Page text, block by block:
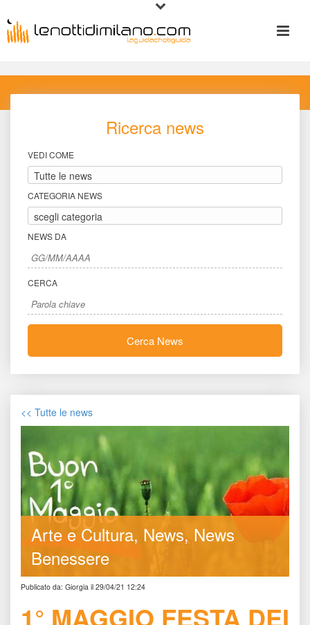
Ricerca new
VEDI COME
CATEGORIA NEWS
NEWS DA
CERCA
Cerca New
<< Tutte le new
Arte e Cultura New News
Benessere
Publicato da: Giorgia il 29/04/21 12:24
1° MAGGIO FESTA DEI